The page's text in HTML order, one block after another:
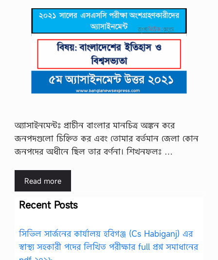
অ্যাসাইনমেন্টঃ প্রাচীন বাংলার মানচিত্র অঙ্কন করে
জনপদগুলাে চিহ্নিত কর এবং তোমার বর্তমান জেলা কোন
জনপদের অধীনে ছিল তার বর্ণনা। শিখনফলঃ …
Read more
Recent Posts
সিভিল সার্জনের কার্যালয় হবিগঞ্জ (Cs Habiganj) এর
স্বাস্থ্য সহকারী পদের লিখিত পরীক্ষার full প্রশ্ন সমাধানের